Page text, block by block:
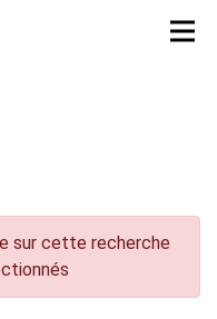
sur cette recherche